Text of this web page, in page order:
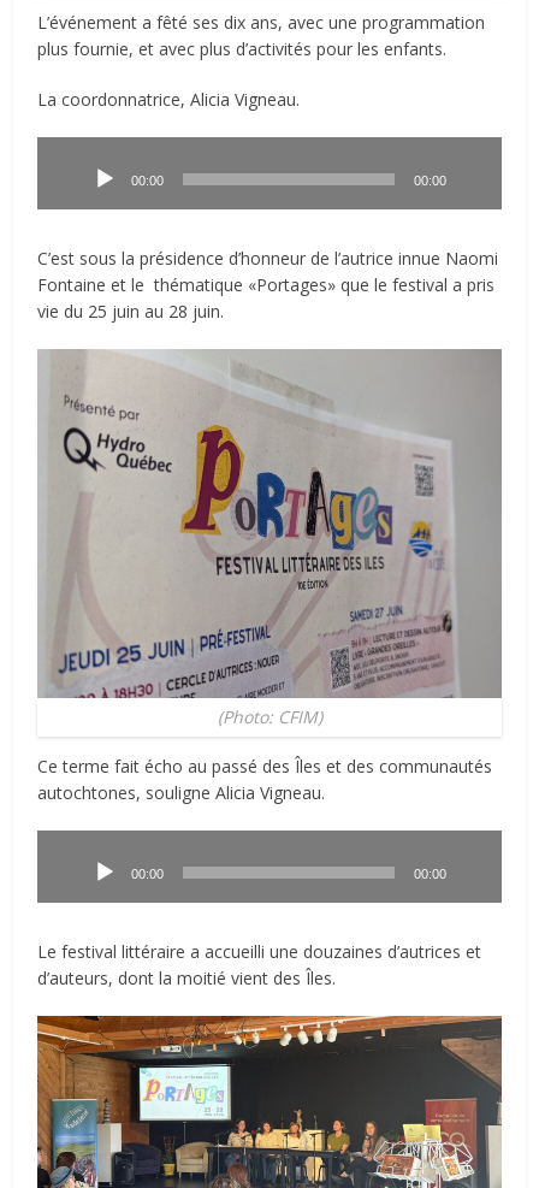
L’événement a fêté ses dix ans, avec une programmation
plus fournie, et avec plus d’activités pour les enfants.
La coordonnatrice, Alicia Vigneau.
00:00 00:00
C’est sous la présidence d’honneur de l’autrice innue Naomi
Fontaine et le thématique «Portages» que le festival a pris
vie du 25 juin au 28 juin.
(Photo: CFIM)
Ce terme fait écho au passé des Îles et des communautés
autochtones, souligne Alicia Vigneau.
00:00 00:00
Le festival littéraire a accueilli une douzaines d’autrices et
d’auteurs, dont la moitié vient des Îles.